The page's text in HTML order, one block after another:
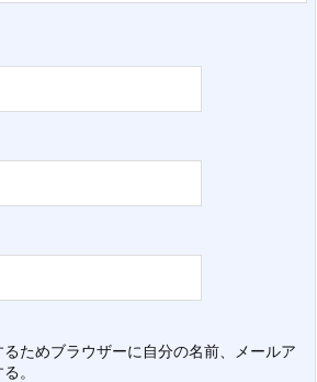
ためブラウザーに自分の名前、メールア
。